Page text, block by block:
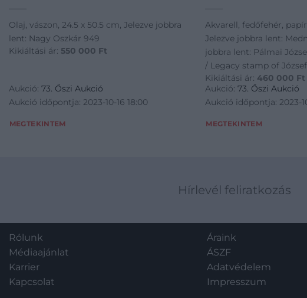
Olaj, vászon, 24.5 x 50.5 cm, Jelezve jobbra
lent: Nagy Oszkár 949
Kikiáltási ár: 550 000 Ft
Aukció: 73. Őszi Aukció
Aukció időpontja: 2023-10-16 18:00
MEGTEKINTEM
Akvarell, fedőfehér,
Jelezve jobbra lent:
jobbra lent: Pálmai
/ Legacy stamp of
Kikiáltási ár: 460 000 Ft
Aukció:73. Őszi Aukció
Aukció időpontja: 2023-
MEGTEKINTEM
Hírlevél feliratkozás
Rólunk
Médiaajánlat
Karrier
Kapcsolat
Áraink
ÁSZF
Adatvédelem
Impresszum